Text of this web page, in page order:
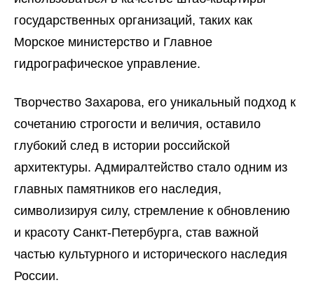
государственных организаций, таких как
Морское министерство и Главное
гидрографическое управление.
Творчество Захарова, его уникальный подход к
сочетанию строгости и величия, оставило
глубокий след в истории российской
архитектуры. Адмиралтейство стало одним из
главных памятников его наследия,
символизируя силу, стремление к обновлению
и красоту Санкт-Петербурга, став важной
частью культурного и исторического наследия
России.